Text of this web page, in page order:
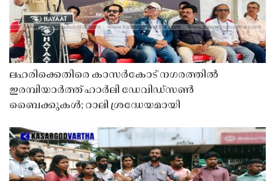
ലഹരിക്കെതിരെ കാസർകോട് നഗരത്തിൽ
ഇരമ്പിയാർത്ത് ഹാർലി ഡേവിഡ്‌സൺ
ബൈക്കുകൾ; റാലി ശ്രദ്ധേയമായി